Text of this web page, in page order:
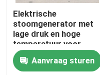
Kwaliteitscontrole
Contacteer ons
Elektrische
stoomgenerator met
lage druk en hoge
temperatuur voor
veelzijdig gebruik
Aanvraag sturen